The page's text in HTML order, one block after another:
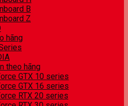
B
Z
hãng
theo hãng
GTX 10 series
GTX 16 series
RTX 20 series